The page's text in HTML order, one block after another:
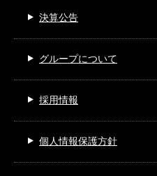
決算公告
グループについて
採用情報
個人情報保護方針